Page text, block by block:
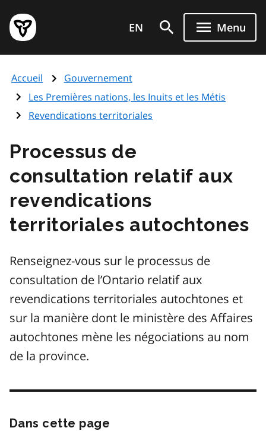
au
contenu
principal
Page
d'accueil
de
l'Ontario
EN Menu
Accueil
Gouvernement
Les Premières nations, les Inuits et les Métis
Revendications territoriales
Processus de
consultation relatif aux
revendications
territoriales autochtones
Renseignez-vous sur le processus de
consultation de l’Ontario relatif aux
revendications territoriales autochtones et
sur la manière dont le ministère des Affaires
autochtones mène les négociations au nom
de la province.
Dans cette page